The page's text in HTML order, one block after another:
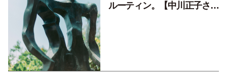
ルーティン。【中川正子さん